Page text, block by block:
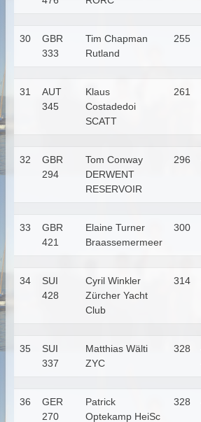
30
GBR
333
Tim Chapman
Rutland
255
31
AUT
345
Klaus
Costadedoi
SCATT
261
32
GBR
294
Tom Conway
DERWENT
RESERVOIR
296
33
GBR
421
Elaine Turner
Braassemermeer
300
34
SUI
428
Cyril Winkler
Zürcher Yacht
Club
314
35
SUI
337
Matthias Wälti
ZYC
328
36
GER
270
Patrick
Optekamp HeiSc
328